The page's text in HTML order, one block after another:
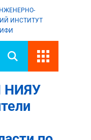
ИНСТИТУТ
НИЯУ